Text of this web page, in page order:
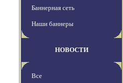
Баннерная сеть
Наши баннеры
НОВОСТИ
Все